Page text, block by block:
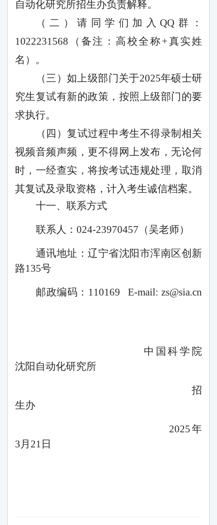
自动化研究所招生办负责解释。
（二）请同学们加入QQ群：
1022231568 （ 备注：高校全称+真实姓
名 ）。
（三）如上级部门关于2025年硕士研
究生复试有新的政策，按照上级部门的要
求执行。
（四）复试过程中考生不得录制相关
视频音频声频，更不得网上发布，无论何
时，一经查实，将按考试违规处理，取消
其复试及录取资格，计入考生诚信档案。
十一、联系方式
联系人： 024-23970457 （吴老师）
通讯地址：辽宁省沈阳市浑南区创新
路135号
邮政编码： 110169E-mail: zs@sia.cn
中国科学院
沈阳自动化研究所
招
生办
2025年
3月 21 日